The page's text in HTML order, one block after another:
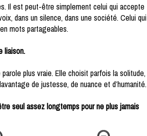
Il est peut-être simplement celui qui accepte
dans un silence, dans une société. Celui qui
mots partageables.
liaison.
plus vraie. Elle choisit parfois la solitude,
de justesse, de nuance et d’humanité.
seul assez longtemps pour ne plus jamais